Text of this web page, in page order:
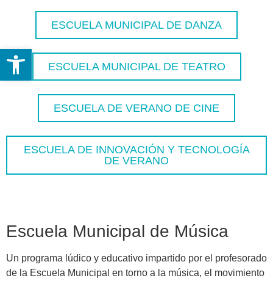
ESCUELA MUNICIPAL DE DANZA
ESCUELA MUNICIPAL DE TEATRO
ESCUELA DE VERANO DE CINE
ESCUELA DE INNOVACIÓN Y TECNOLOGÍA
DE VERANO
Escuela Municipal de Música
Un programa lúdico y educativo impartido por el profesorado
de la Escuela Municipal en torno a la música, el movimiento
Abrir barra de herramientas